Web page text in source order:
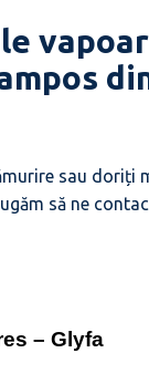
sau doriți
să ne